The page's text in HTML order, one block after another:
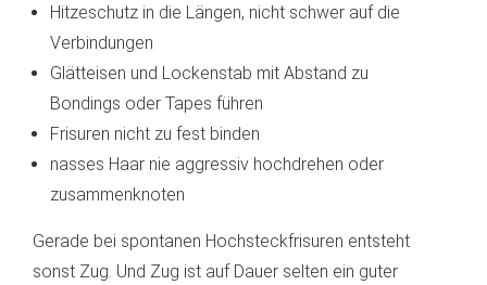
Hitzeschutz in die Längen, nicht schwer auf die
Verbindungen
Glätteisen und Lockenstab mit Abstand zu
Bondings oder Tapes führen
Frisuren nicht zu fest binden
nasses Haar nie aggressiv hochdrehen oder
zusammenknoten
Gerade bei spontanen Hochsteckfrisuren entsteht
sonst Zug. Und Zug ist auf Dauer selten ein guter